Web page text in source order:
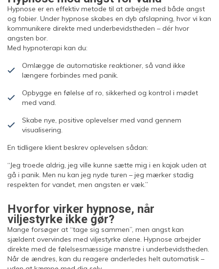
Hypnose er en effektiv metode til at arbejde med både angst
og fobier. Under hypnose skabes en dyb afslapning, hvor vi kan
kommunikere direkte med underbevidstheden – dér hvor
angsten bor.
Med hypnoterapi kan du:
Omlægge de automatiske reaktioner, så vand ikke
længere forbindes med panik.
Opbygge en følelse af ro, sikkerhed og kontrol i mødet
med vand.
Skabe nye, positive oplevelser med vand gennem
visualisering.
En tidligere klient beskrev oplevelsen sådan:
“Jeg troede aldrig, jeg ville kunne sætte mig i en kajak uden at
gå i panik. Men nu kan jeg nyde turen – jeg mærker stadig
respekten for vandet, men angsten er væk.”
Hvorfor virker hypnose, når
viljestyrke ikke gør?
Mange forsøger at “tage sig sammen”, men angst kan
sjældent overvindes med viljestyrke alene. Hypnose arbejder
direkte med de følelsesmæssige mønstre i underbevidstheden.
Når de ændres, kan du reagere anderledes helt automatisk –